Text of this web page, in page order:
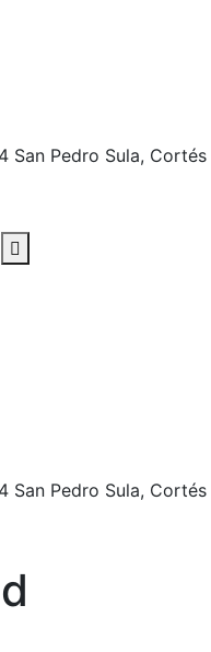
San Pedro Sula, Cortés
San Pedro Sula, Cortés